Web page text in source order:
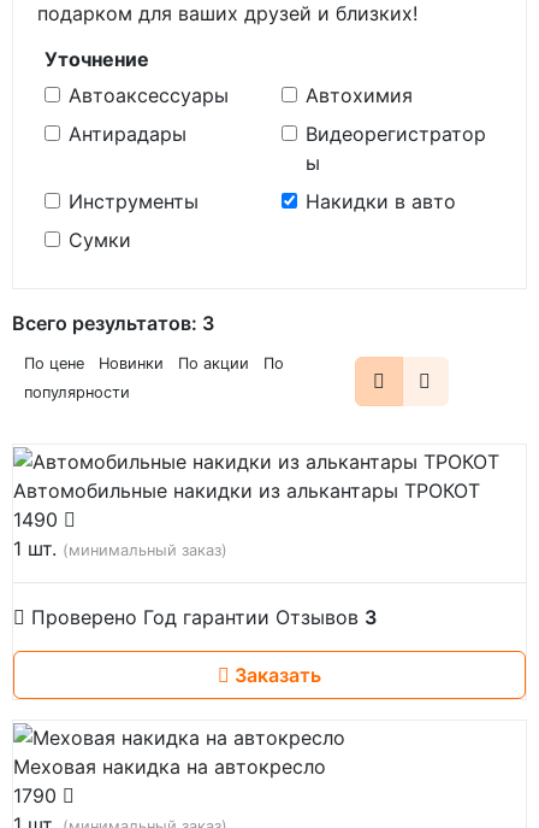
подарком для ваших друзей и близких!
Уточнение
Автоаксессуары
Автохимия
Антирадары
Видеорегистратор
ы
Инструменты
Накидки в авто
Сумки
Всего результатов: 3
По цене Новинки По акции
По
популярности
Автомобильные накидки из алькантары ТРОКОТ
1490
1 шт. (минимальный заказ)
Проверено Год гарантии Отзывов 3
Заказать
Меховая накидка на автокресло
1790